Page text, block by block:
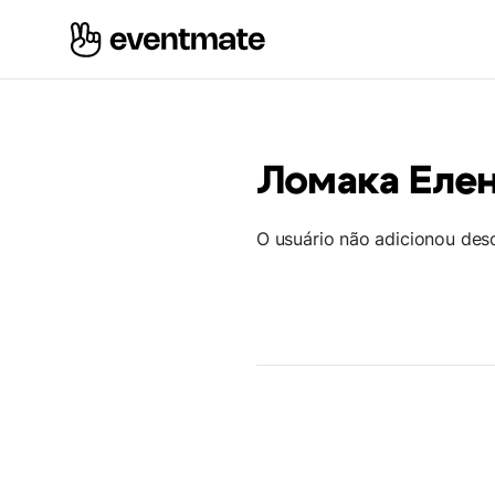
Ломака
O usuário não adicionou